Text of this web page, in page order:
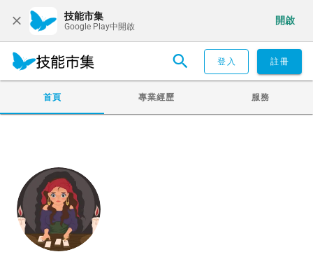
技能市集
Google Play中開啟
開啟
登入 註冊
首頁 專業經歷 服務